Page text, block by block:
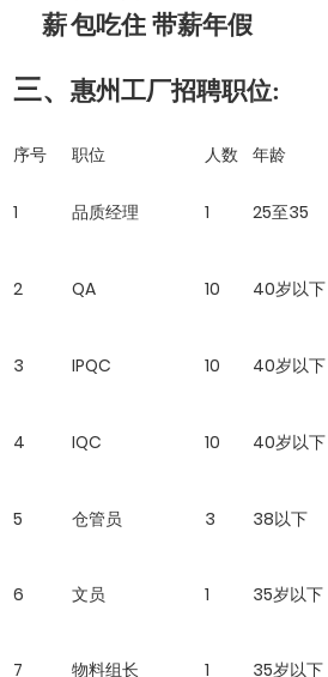
薪包吃住 带薪年假
三、惠州工厂招聘职位:
序号 职位 人数 年龄
1 品质经理 1 25至35
2 QA 10 40岁以下
3 IPQC 10 40岁以下
4 IQC 10 40岁以下
5 仓管员 3 38以下
6 文员 1 35岁以下
7 物料组长 1 35岁以下